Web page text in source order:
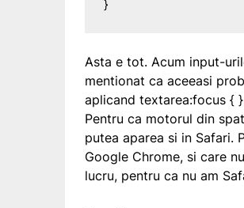
}
Asta e tot. Acum input-
mentionat ca aceeasi
aplicand textarea:focus {
Pentru ca motorul din
putea aparea si in Safari.
Google Chrome, si care
lucru, pentru ca nu am